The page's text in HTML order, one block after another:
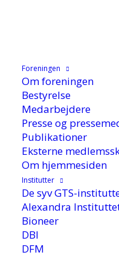
Foreningen
Om foreningen
Bestyrelse
Medarbejdere
Presse og
Publikationer
Eksterne
Om hjemmesiden
Institutter
De syv GTS-
Alexandra
Bioneer
DBI
DFM
1 robot, 2
grænserne